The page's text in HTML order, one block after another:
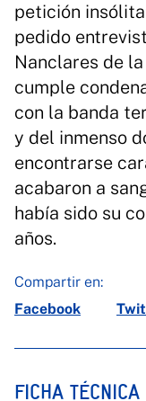
petición
pedido
Nanclares de
cumple
con la banda
y del inmenso
encontrarse
acabaron a
había sido su
años.
Compartir en:
Facebook
FICHA TÉCNICA